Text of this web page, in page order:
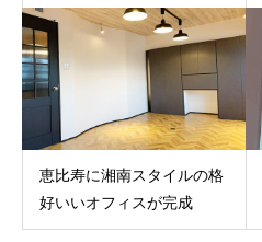
恵比寿に湘南スタイルの格
好いいオフィスが完成